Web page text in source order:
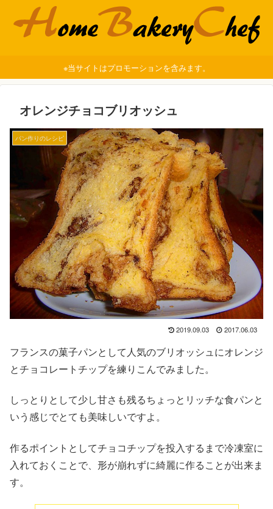
※当サイトはプロモーションを含みます。
オレンジチョコブリオッシュ
パン作りのレシピ
2019.09.03 2017.06.03
フランスの菓子パンとして人気のブリオッシュにオレンジ
とチョコレートチップを練りこんでみました。
しっとりとして少し甘さも残るちょっとリッチな食パンと
いう感じでとても美味しいですよ。
作るポイントとしてチョコチップを投入するまで冷凍室に
入れておくことで、形が崩れずに綺麗に作ることが出来ま
す。